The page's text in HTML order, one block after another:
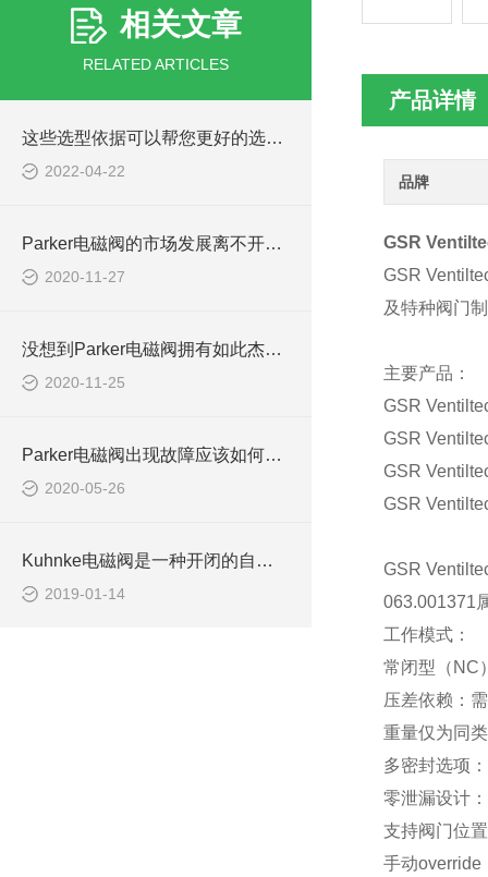
相关文章
RELATED ARTICLES
这些选型依据可以帮您更好的选择Parker电磁阀
2022-04-22
Parker电磁阀的市场发展离不开新技术新工艺
2020-11-27
没想到Parker电磁阀拥有如此杰出的特点
2020-11-25
Parker电磁阀出现故障应该如何进行排查？
2020-05-26
Kuhnke电磁阀是一种开闭的自动化控制元件
2019-01-14
产品详情
品牌
GSR
GSR
及特种阀门
主要产品：
GSR
GSR
GSR
GSR
GSR
063.001371
工作模式：
常闭型（ NC
压差依赖：
重量仅为同
多密封选项
零泄漏设计
支持阀门位
手动override